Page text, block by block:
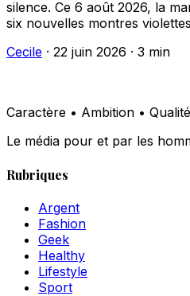
silence. Ce 6 août 2026, la
six nouvelles montres
Cecile · 22 juin 2026 · 3 min
Caractère • Ambition • Qualité
Le média pour et par les
Rubriques
Argent
Fashion
Geek
Healthy
Lifestyle
Sport